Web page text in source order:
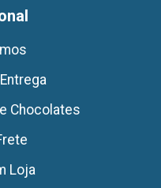
Chocolates
Loja